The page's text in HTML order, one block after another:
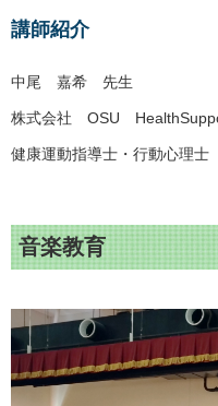
講師紹介
中尾 嘉希 先生
株式会社 OSU
健康運動指導士・行動心理士
音楽教育